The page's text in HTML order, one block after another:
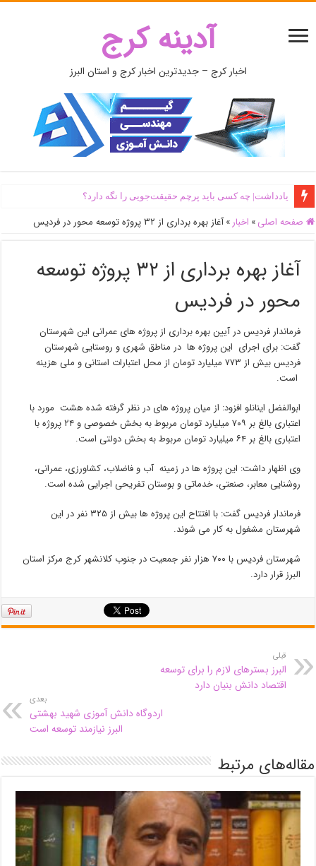
آدینه کرج
اخبار کرج – جدیدترین اخبار کرج و استان البرز
یادداشت| ‌چه کسی باید پرچم حقیقت‌جویی را نگه دارد؟
صفحه اصلی » اخبار » آغاز بهره برداری از ۳۲ پروژه توسعه محور در فردیس
آغاز بهره برداری از ۳۲ پروژه توسعه
محور در فردیس
فرماندار فردیس در آیین بهره برداری از پروژه های عمرانی این شهرستان
گفت: برای اجرای این پروژه ها در مناطق شهری و روستایی شهرستان
فردیس بیش از ۷۷۳ میلیارد تومان از محل اعتبارات استانی و ملی هزینه
است.
ابوالفضل اینانلو افزود: از میان پروژه های در نظر گرفته شده هشت مورد با
اعتباری بالغ بر ۷۰۹ میلیارد تومان مربوط به بخش خصوصی و ۲۴ پروژه با
اعتباری بالغ بر ۶۴ میلیارد تومان مربوط به بخش دولتی است.
وی اظهار داشت: این پروژه ها در زمینه آب و فاضلاب، کشاورزی، عمرانی،
روشنایی معابر، صنعتی، خدماتی و بوستان تفریحی اجرایی شده است.
فرماندار فردیس گفت: با افتتاح این پروژه ها بیش از ۳۲۵ نفر در این
شهرستان مشغول به کار می شوند.
شهرستان فردیس با ۷۰۰ هزار نفر جمعیت در جنوب کلانشهر کرج مرکز استان
البرز قرار دارد.
قبلی
البرز بسترهای لازم را برای توسعه
اقتصاد دانش بنیان دارد
بعدی
اردوگاه دانش آموزی شهید بهشتی
البرز نیازمند توسعه است
مقاله‌های مرتبط